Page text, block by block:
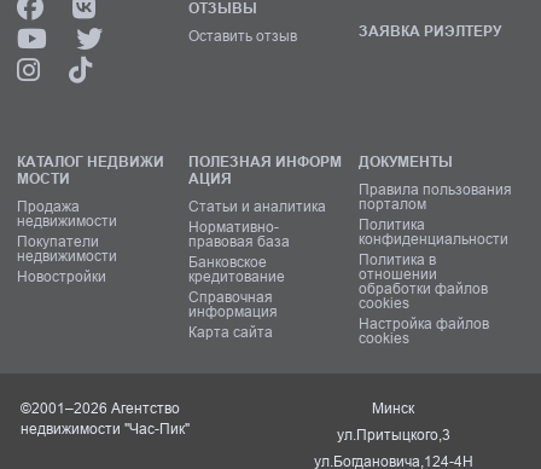
ОТЗЫВЫ
Оставить отзыв
ЗАЯВКА РИЭЛТЕРУ
КАТАЛОГ НЕДВИЖИ
МОСТИ
Продажа
недвижимости
Покупатели
недвижимости
Новостройки
ПОЛЕЗНАЯ ИНФОРМ
АЦИЯ
Статьи и аналитика
Нормативно-
правовая база
Банковское
кредитование
Справочная
информация
Карта сайта
ДОКУМЕНТЫ
Правила пользования
порталом
Политика
конфиденциальности
Политика в
отношении
обработки файлов
cookies
Настройка файлов
cookies
©2001–2026 Агентство
недвижимости "Час-Пик"
Минск
ул.Притыцкого,3
ул.Богдановича,124-4Н